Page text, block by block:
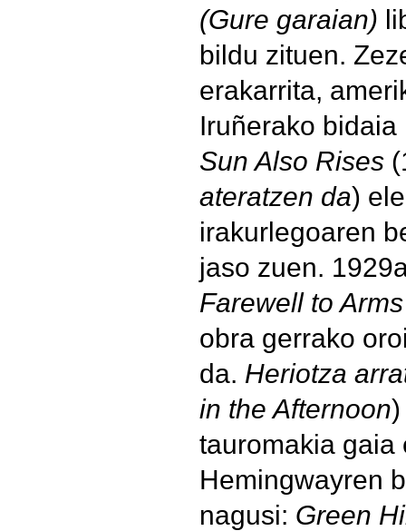
(Gure garaian)
bildu zituen.
erakarrita,
Iruñerako
Sun Also Rises
ateratzen da)
irakurlegoaren
jaso zuen.
Farewell to
obra gerrako
da. Heriotza
in the Afternoon
tauromakia gaia
Hemingwayren
nagusi: Green